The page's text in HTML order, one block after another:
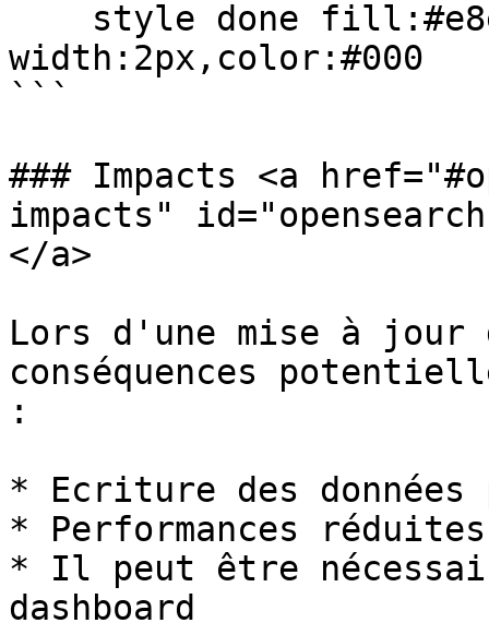
width:2px,color:#000
```
### Impacts <a
impacts"
</a>
Lors d'une mise à jour
conséquences
:
* Ecriture des
* Performances
* Il peut être
dashboard